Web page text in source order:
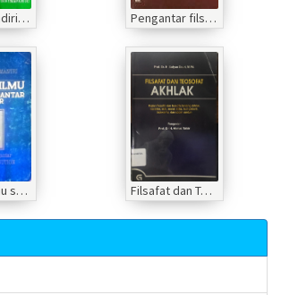
Hitung Sendiri IQ Anda Pengantar filsafat
Filsafat ilmu sebuah pengantar populer Filsafat dan Teosofat Akhlak